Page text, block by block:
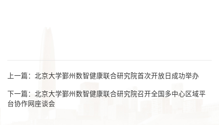
上一篇： 北京大学鄞州数智健康联合研究院首次开放日成功举办
下一篇： 北京大学鄞州数智健康联合研究院召开全国多中心区域平
台协作网座谈会